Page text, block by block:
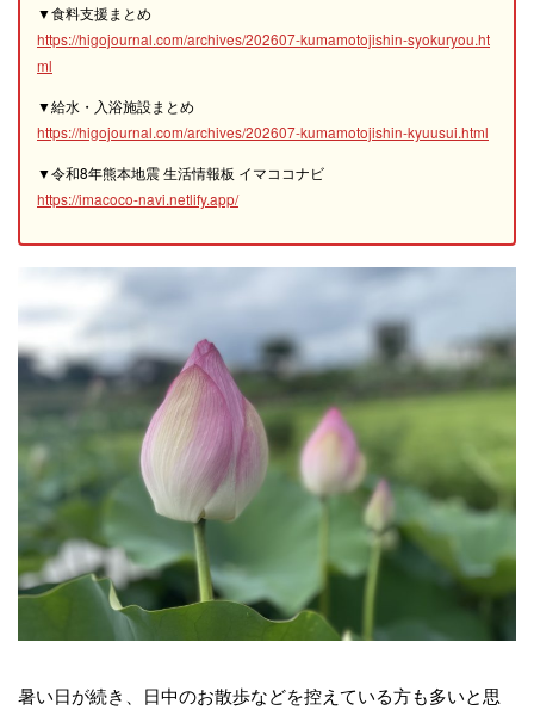
▼食料支援まとめ
https://higojournal.com/archives/202607-kumamotojishin-syokuryou.ht
ml
▼給水・入浴施設まとめ
https://higojournal.com/archives/202607-kumamotojishin-kyuusui.html
▼令和8年熊本地震 生活情報板 イマココナビ
https://imacoco-navi.netlify.app/
暑い日が続き、日中のお散歩などを控えている方も多いと思